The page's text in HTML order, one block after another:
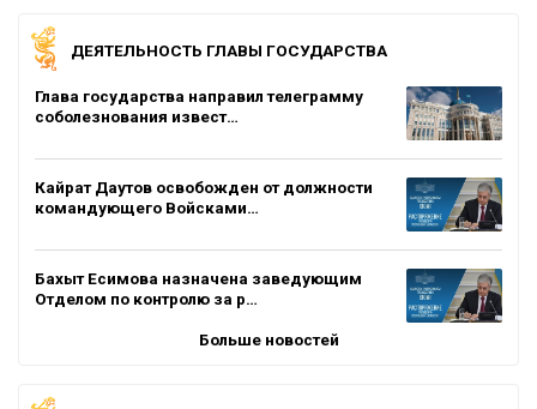
ДЕЯТЕЛЬНОСТЬ ГЛАВЫ ГОСУДАРСТВА
Глава государства направил телеграмму
соболезнования извест…
Кайрат Даутов освобожден от должности
командующего Войсками…
Бахыт Есимова назначена заведующим
Отделом по контролю за р…
Больше новостей